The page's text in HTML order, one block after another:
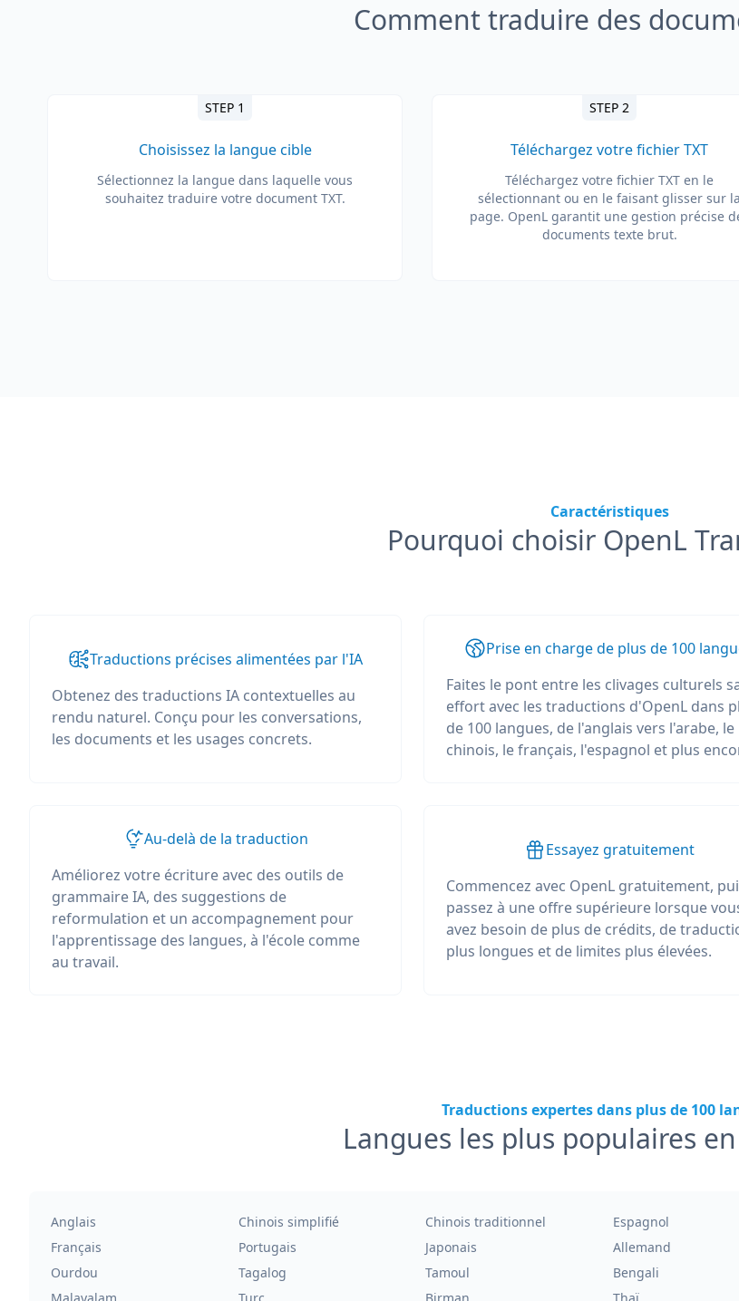
Comment traduire des
STEP 1
Choisissez la langue cible
Sélectionnez la langue dans laquelle vous
souhaitez traduire votre document TXT.
STEP 2
Téléchargez votre fichier TXT
Téléchargez votre fichier TXT en le
sélectionnant ou en le faisant glisser sur la
page. OpenL garantit une gestion précise
documents texte brut.
Caractéristiques
Pourquoi choisir OpenL
Traductions précises alimentées par l'IA
Obtenez des traductions IA contextuelles au
rendu naturel. Conçu pour les conversations,
les documents et les usages concrets.
Prise en charge de plus de 100
Faites le pont entre les clivages culturels
effort avec les traductions d'OpenL dans
de 100 langues, de l'anglais vers l'arabe, le
chinois, le français, l'espagnol et plus
Au-delà de la traduction
Améliorez votre écriture avec des outils de
grammaire IA, des suggestions de
reformulation et un accompagnement pour
l'apprentissage des langues, à l'école comme
au travail.
Essayez gratuitement
Commencez avec OpenL gratuitement,
passez à une offre supérieure lorsque
avez besoin de plus de crédits, de
plus longues et de limites plus élevées.
Traductions expertes dans plus de 100
Langues les plus populaires
Anglais Chinois simplifié Chinois traditionnel Espagnol
Français
Portugais Japonais Allemand
Ourdou
Tagalog Tamoul Bengali